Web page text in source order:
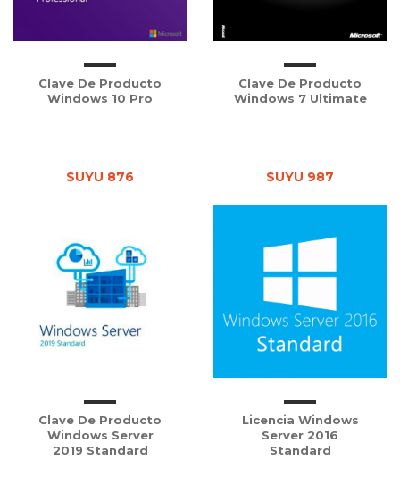
Clave De Producto
Windows 10 Pro
$UYU 876
Clave De Producto
Windows 7 Ultimate
$UYU 987
Clave De Producto
Windows Server
2019 Standard
Licencia Windows
Server 2016
Standard